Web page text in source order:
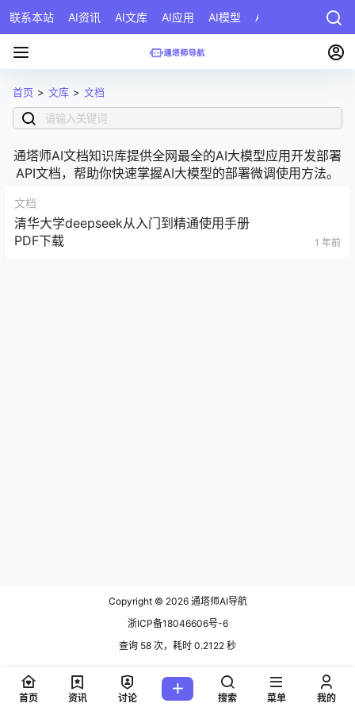
联系本站 AI资讯 AI文库 AI应用 AI模型 AI公司 AI提示词
首页 > 文库 > 文档
通塔师AI文档知识库提供全网最全的AI大模型应用开发部署
API文档，帮助你快速掌握AI大模型的部署微调使用方法。
文档
清华大学deepseek从入门到精通使用手册
PDF下载
1 年前
Copyright © 2026通塔师AI导航
浙ICP备18046606号-6
查询 58 次，耗时 0.2122 秒
首页 资讯 讨论 搜索 菜单 我的